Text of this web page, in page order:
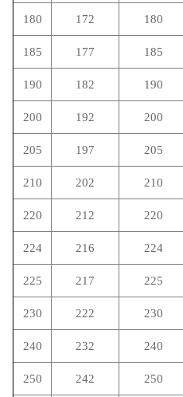
180 172 180
185 177 185
190 182 190
200 192 200
205 197 205
210 202 210
220 212 220
224 216 224
225 217 225
230 222 230
240 232 240
250 242 250